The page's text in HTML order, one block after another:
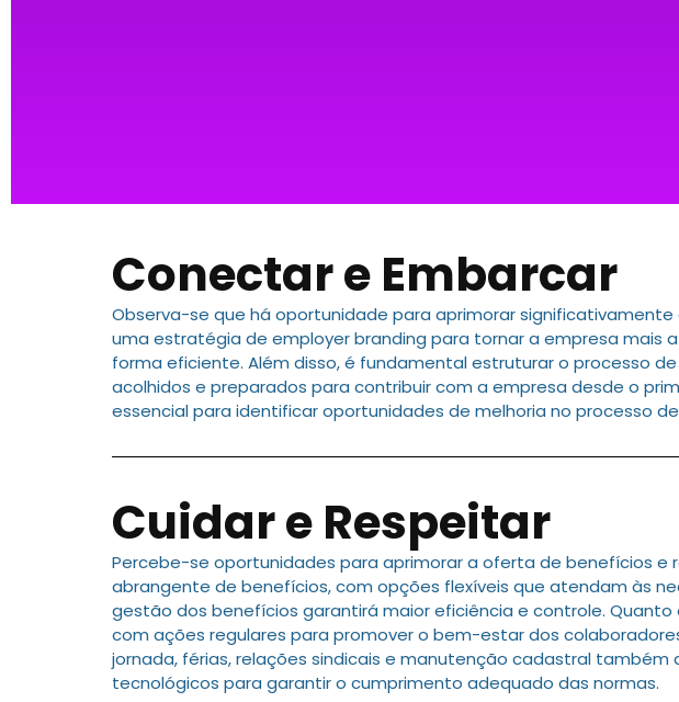
Conectar e Embarcar
Observa-se que há oportunidade para aprimorar
uma estratégia de employer branding para tornar a empresa
forma eficiente. Além disso, é fundamental estruturar o processo
acolhidos e preparados para contribuir com a empresa desde o
essencial para identificar oportunidades de melhoria no processo
Cuidar e Respeitar
Percebe-se oportunidades para aprimorar a oferta de benefícios e
abrangente de benefícios, com opções flexíveis que atendam às
gestão dos benefícios garantirá maior eficiência e controle.
com ações regulares para promover o bem-estar dos
jornada, férias, relações sindicais e manutenção cadastral
tecnológicos para garantir o cumprimento adequado das normas.